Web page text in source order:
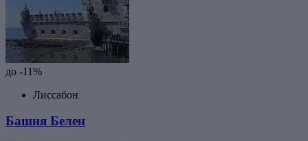
до -11%
Лиссабон
Башня Белен